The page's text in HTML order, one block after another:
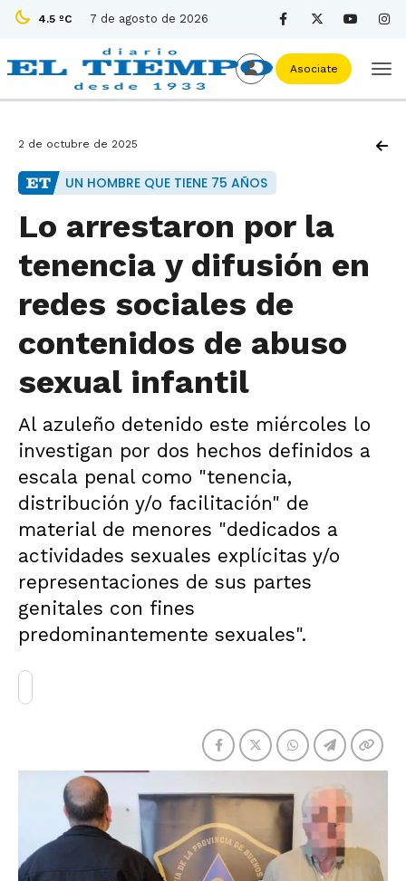
4.5 ºC 7 de agosto de 2026
Asociate
2 de octubre de 2025
UN HOMBRE QUE TIENE 75 AÑOS
Lo arrestaron por la
tenencia y difusión en
redes sociales de
contenidos de abuso
sexual infantil
Al azuleño detenido este miércoles lo
investigan por dos hechos definidos a
escala penal como "tenencia,
distribución y/o facilitación" de
material de menores "dedicados a
actividades sexuales explícitas y/o
representaciones de sus partes
genitales con fines
predominantemente sexuales".